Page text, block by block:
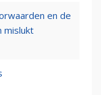
en de
mislukt